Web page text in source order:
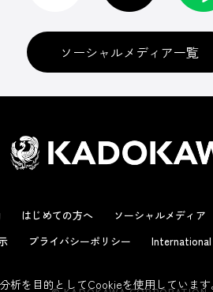
ソーシャルメディア一覧
はじめての方へ ソーシャルメディア
プライバシーポリシー
を目的としてCookieを使用しています